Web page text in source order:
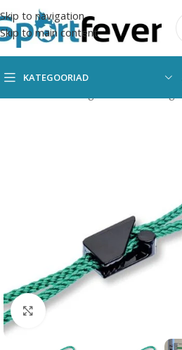
Skip to navigation
Skip to main content
KATEGOORIAD
Suurendamiseks klõpsake